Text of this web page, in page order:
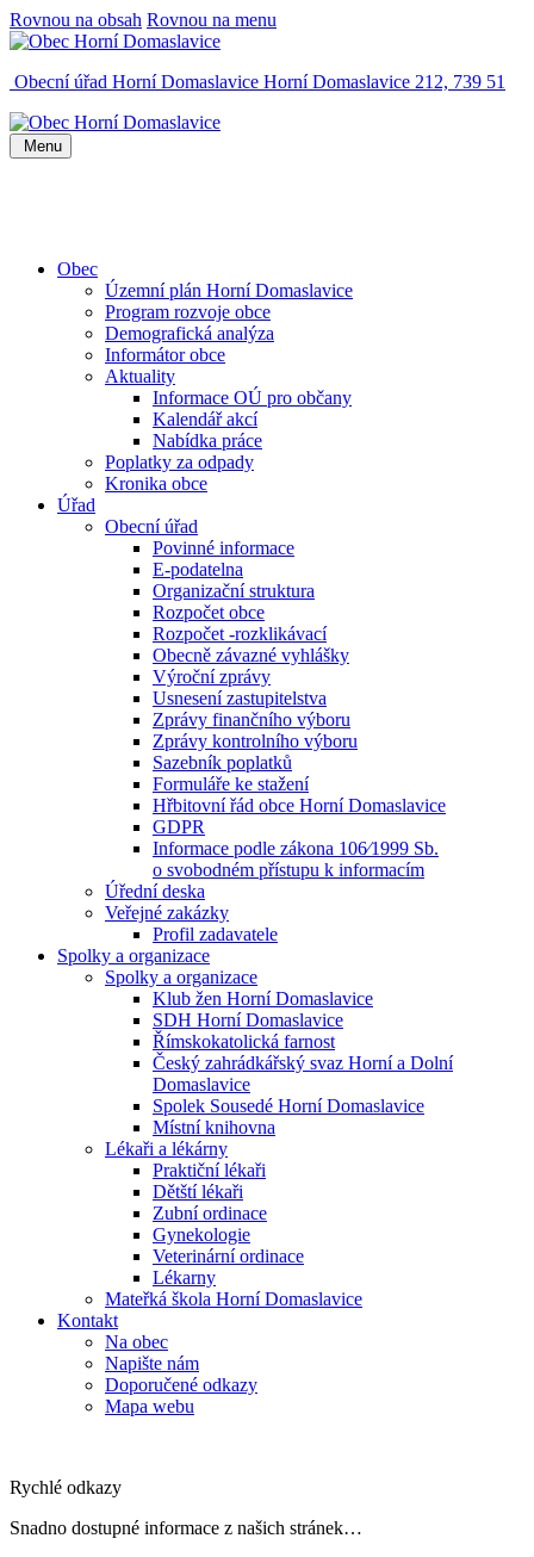
Rovnou na obsah Rovnou na menu
Obecní úřad Horní Domaslavice Horní Domaslavice 212, 739 51
Menu
Obec
Územní plán Horní Domaslavice
Program rozvoje obce
Demografická analýza
Informátor obce
Aktuality
Informace OÚ pro občany
Kalendář akcí
Nabídka práce
Poplatky za odpady
Kronika obce
Úřad
Obecní úřad
Povinné informace
E-podatelna
Organizační struktura
Rozpočet obce
Rozpočet -rozklikávací
Obecně závazné vyhlášky
Výroční zprávy
Usnesení zastupitelstva
Zprávy finančního výboru
Zprávy kontrolního výboru
Sazebník poplatků
Formuláře ke stažení
Hřbitovní řád obce Horní Domaslavice
GDPR
Informace podle zákona 106⁄1999 Sb.
o svobodném přístupu k informacím
Úřední deska
Veřejné zakázky
Profil zadavatele
Spolky a organizace
Spolky a organizace
Klub žen Horní Domaslavice
SDH Horní Domaslavice
Římskokatolická farnost
Český zahrádkářský svaz Horní a Dolní
Domaslavice
Spolek Sousedé Horní Domaslavice
Místní knihovna
Lékaři a lékárny
Praktiční lékaři
Dětští lékaři
Zubní ordinace
Gynekologie
Veterinární ordinace
Lékarny
Mateřká škola Horní Domaslavice
Kontakt
Na obec
Napište nám
Doporučené odkazy
Mapa webu
Rychlé odkazy
Snadno dostupné informace z našich stránek…